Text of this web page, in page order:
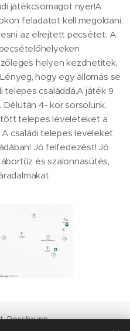
játékcsomagot nyer!A
feladatot kell megoldani,
az elrejtett pecsétet. A
helyen kezdhetitek,
hogy egy állomás se
telepes családdá.A játék 9
4- kor sorsolunk.
telepes leveleteket a
családi telepes leveleket
Jó felfedezést! Jó
és szalonnasütés,
Rossbrunn